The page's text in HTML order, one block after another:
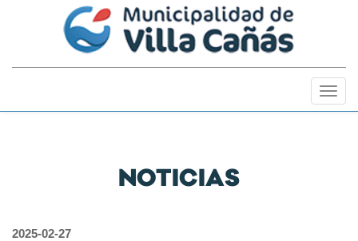
NOTICIAS
2025-02-27